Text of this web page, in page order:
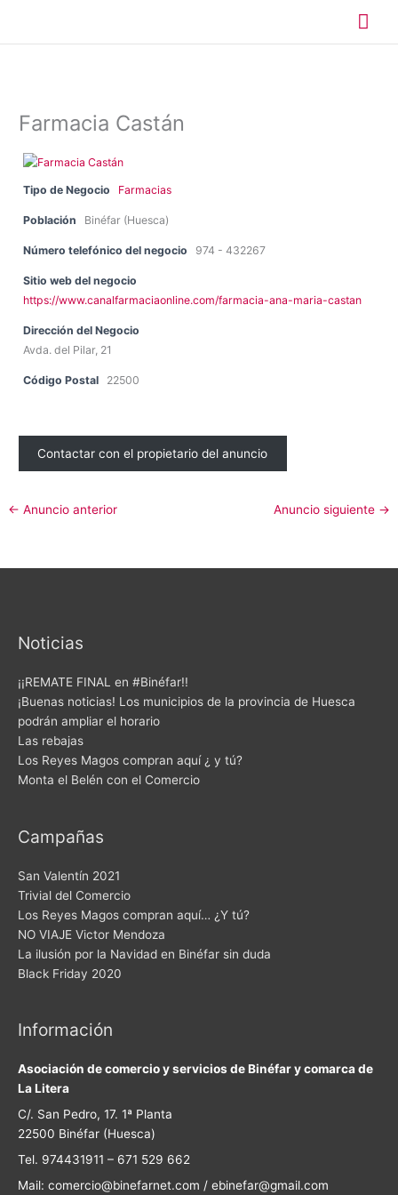
contenido
Farmacia Castán
Tipo de Negocio Farmacias
Población Binéfar (Huesca)
Número telefónico del negocio 974 - 432267
Sitio web del negocio
https://www.canalfarmaciaonline.com/farmacia-ana-maria-castan
Dirección del Negocio
Avda. del Pilar, 21
Código Postal 22500
Contactar con el propietario del anuncio
← Anuncio anterior Anuncio siguiente →
Noticias
¡¡REMATE FINAL en #Binéfar!!
¡Buenas noticias! Los municipios de la provincia de Huesca
podrán ampliar el horario
Las rebajas
Los Reyes Magos compran aquí ¿ y tú?
Monta el Belén con el Comercio
Campañas
San Valentín 2021
Trivial del Comercio
Los Reyes Magos compran aquí… ¿Y tú?
NO VIAJE Victor Mendoza
La ilusión por la Navidad en Binéfar sin duda
Black Friday 2020
Información
Asociación de comercio y servicios de Binéfar y comarca de
La Litera
C/. San Pedro, 17. 1ª Planta
22500 Binéfar (Huesca)
Tel. 974431911 – 671 529 662
Mail: comercio@binefarnet.com / ebinefar@gmail.com